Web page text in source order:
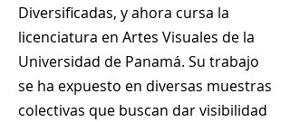
Diversificadas, y ahora cursa la
licenciatura en Artes Visuales de la
Universidad de Panamá. Su trabajo
se ha expuesto en diversas muestras
colectivas que buscan dar visibilidad